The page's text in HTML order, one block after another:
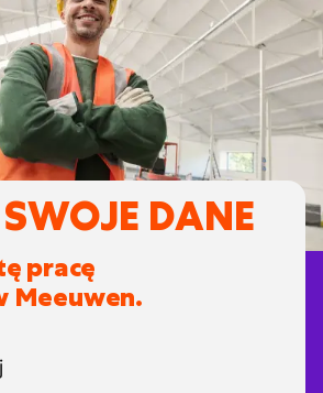
DANE
pracę
Meeuwen.